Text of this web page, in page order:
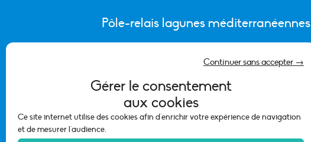
Gérer le consentement
aux cookies
Ce site internet utilise des cookies afin d'enrichir votre expérience de navigation
et de mesurer l'audience.
Continuer sans accepter →
Pôle-relais lagunes méditerranéennes
CONTACTER L’ÉQUIPE DU PÔLE